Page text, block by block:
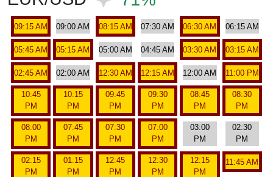
09:15 AM 09:00 AM 08:15 AM 07:30 AM 06:30 AM 06:15 AM
05:45 AM 05:15 AM 05:00 AM 04:45 AM 03:30 AM 03:15 AM
02:45 AM 02:00 AM 12:30 AM 12:15 AM 12:00 AM 11:00 PM
10:45
PM
10:15
PM
09:45
PM
09:30
PM
08:45
PM
08:30
PM
08:00
PM
07:45
PM
07:30
PM
07:00
PM
03:00
PM
02:30
PM
02:15
PM
01:15
PM
12:45
PM
12:30
PM
12:15
PM
11:45 AM